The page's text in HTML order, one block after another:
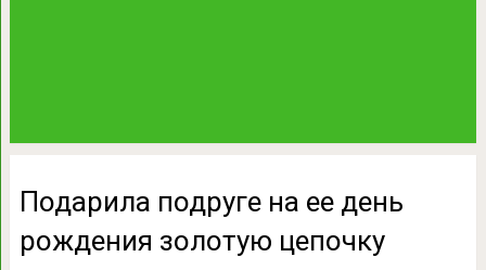
Подарила подруге на ее день
рождения золотую цепочку